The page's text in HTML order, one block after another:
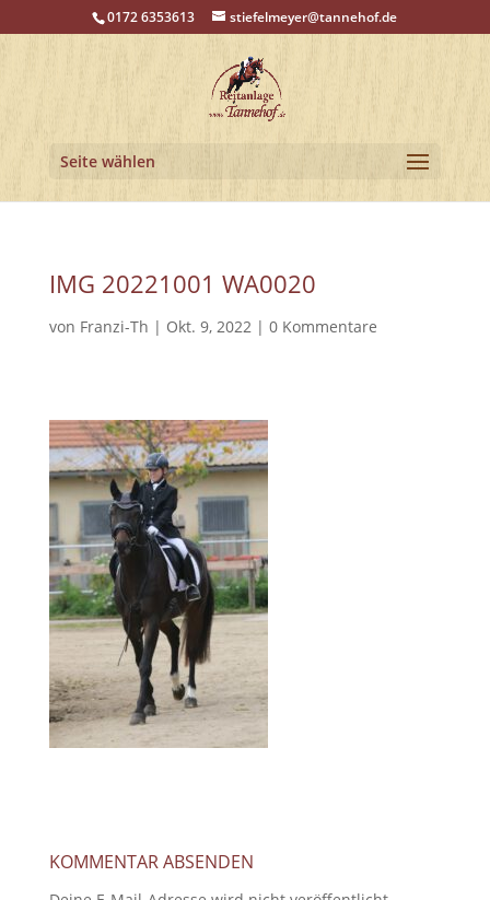
0172 6353613 stiefelmeyer@tannehof.de
Seite wählen
IMG 20221001 WA0020
von Franzi-Th | Okt. 9, 2022| 0 Kommentare
KOMMENTAR ABSENDEN